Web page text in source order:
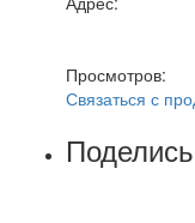
Просмотров:
Связаться с